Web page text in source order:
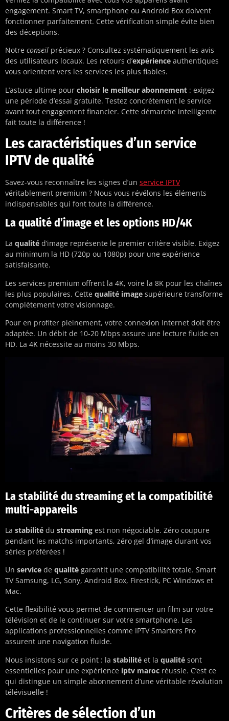
engagement. Smart TV, smartphone ou Android Box doivent
fonctionner parfaitement. Cette vérification simple évite bien
des déceptions.
Notre conseil précieux ? Consultez systématiquement les avis
des utilisateurs locaux. Les retours d’expérience authentiques
vous orientent vers les services les plus fiables.
L’astuce ultime pour choisir le meilleur abonnement : exigez
une période d’essai gratuite. Testez concrètement le service
avant tout engagement financier. Cette démarche intelligente
fait toute la différence !
Les caractéristiques d’un service
IPTV de qualité
Savez-vous reconnaître les signes d’un service IPTV
véritablement premium ? Nous vous révélons les éléments
indispensables qui font toute la différence.
La qualité d’image et les options HD/4K
La qualité d’image représente le premier critère visible. Exigez
au minimum la HD (720p ou 1080p) pour une expérience
satisfaisante.
Les services premium offrent la 4K, voire la 8K pour les chaînes
les plus populaires. Cette qualité image supérieure transforme
complètement votre visionnage.
Pour en profiter pleinement, votre connexion Internet doit être
adaptée. Un débit de 10-20 Mbps assure une lecture fluide en
HD. La 4K nécessite au moins 30 Mbps.
La stabilité du streaming et la compatibilité
multi-appareils
La stabilité du streaming est non négociable. Zéro coupure
pendant les matchs importants, zéro gel d’image durant vos
séries préférées !
Un service de qualité garantit une compatibilité totale. Smart
TV Samsung, LG, Sony, Android Box, Firestick, PC Windows et
Mac.
Cette flexibilité vous permet de commencer un film sur votre
télévision et de le continuer sur votre smartphone. Les
applications professionnelles comme IPTV Smarters Pro
assurent une navigation fluide.
Nous insistons sur ce point : la stabilité et la qualité sont
essentielles pour une expérience iptv maroc réussie. C’est ce
qui distingue un simple abonnement d’une véritable révolution
télévisuelle !
Critères de sélection d’un